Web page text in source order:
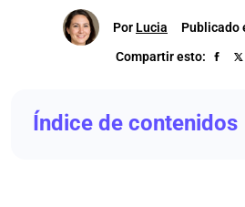
Por Lucia
Publicado
Compartir esto:
Índice de contenidos